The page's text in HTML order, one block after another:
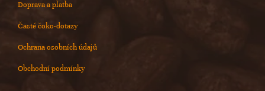
Doprava a platba
Časté čoko-dotazy
Ochrana osobních údajů
Obchodní podmínky